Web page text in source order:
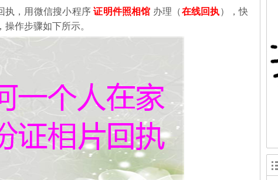
执，用微信搜小程序证明件照相馆 办理（在线回执），快
作步骤如下所示。